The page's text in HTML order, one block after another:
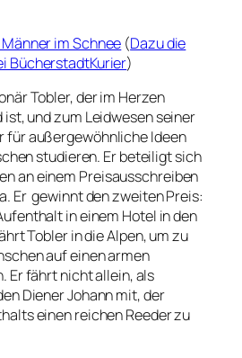
im Schnee (Dazu die
BücherstadtKurier)
Tobler, der im Herzen
ist, und zum Leidwesen seiner
für außergewöhnliche Ideen
studieren. Er beteiligt sich
an einem Preisausschreiben
Er gewinnt den zweiten Preis:
in einem Hotel in den
Tobler in die Alpen, um zu
auf einen armen
Er fährt nicht allein, als
Diener Johann mit, der
einen reichen Reeder zu